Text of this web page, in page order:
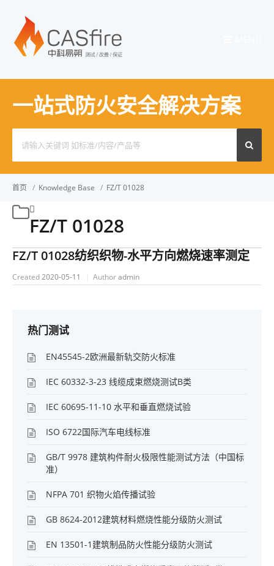
一站式防火安全解决方案
for:
首页 / Knowledge Base / FZ/T 01028
FZ/T 01028
FZ/T 01028纺织织物-水平方向燃烧速率测定
Created2020-05-11 Authoradmin
热门测试
EN45545-2欧洲最新轨交防火标准
IEC 60332-3-23 线缆成束燃烧测试B类
IEC 60695-11-10 水平和垂直燃烧试验
ISO 6722国际汽车电线标准
GB/T 9978 建筑构件耐火极限性能测试方法（中国标
准）
NFPA 701 织物火焰传播试验
GB 8624-2012建筑材料燃烧性能分级防火测试
EN 13501-1建筑制品防火性能分级防火测试